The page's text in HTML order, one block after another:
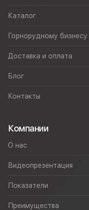
Каталог
Горнорудному бизнесу
Доставка и оплата
Блог
Контакты
Компании
О нас
Видеопрезентация
Показатели
Преимущества